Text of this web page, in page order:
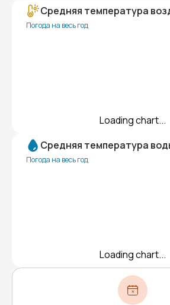
Средняя температура
Погода на весь год
Loading chart...
Средняя температура
Погода на весь год
Loading chart...